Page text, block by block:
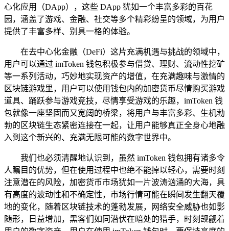
心化应用（DApp），这些 DApp 犹如一个丰富多彩的百花
园，涵盖了游戏、金融、社交等多个精彩纷呈的领域，为用户
提供了丰富多样、别具一格的体验。
在去中心化金融（DeFi）这片充满机遇与挑战的领域中，
用户可以通过 imToken 钱包积极参与借贷、理财、流动性挖矿
等一系列活动，巧妙地实现资产的增值，在充满趣味与激情的
区块链游戏里，用户可以使用钱包内的加密货币尽情购买游戏
道具、踊跃参与游戏竞技，尽情享受游戏的乐趣，imToken 钱
包就像一座坚固而又宽阔的桥梁，将用户与丰富多彩、生机勃
勃的区块链生态紧密连接在一起，让用户能够真正全身心地融
入到这个新兴的、充满无限可能的数字世界中。
我们也必须清醒地认识到，虽然 imToken 钱包拥有诸多令
人瞩目的优势，但在使用过程中也绝不能掉以轻心，需要时刻
注意潜在的风险，加密货币市场犹如一片波涛汹涌的大海，具
有高度的波动性和不确定性，市场行情可能在瞬间发生翻天覆
地的变化，随着区块链技术的蓬勃发展，网络安全威胁也如影
随形，日益增加，黑客们如同潜伏在暗处的猎手，时刻觊觎着